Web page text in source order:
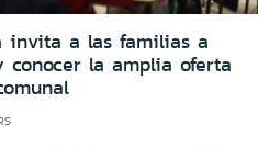
invita a las familias a
conocer la amplia oferta